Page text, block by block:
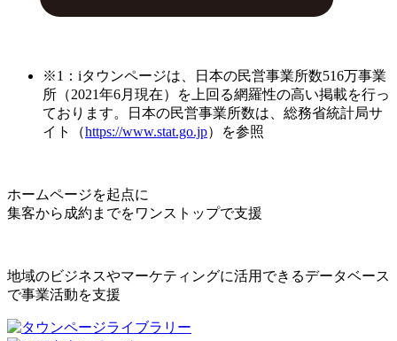
※1：iタウンページは、日本の民営事業所数516万事業
所（2021年6月現在）を上回る網羅性の高い掲載を行っ
ております。日本の民営事業所数は、総務省統計局サ
イト（https://www.stat.go.jp）を参照
ホームページを起点に
集客から成約までをワンストップで支援
地域のビジネスやマーケティングに活用できるデータベース
で事業活動を支援